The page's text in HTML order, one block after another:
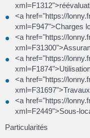
<a href="https://
xml=F947">Charges
<a href="https://
<a href="https://
<a href="https://
<a href="https://
xml=F2449">Sous-
Particularités